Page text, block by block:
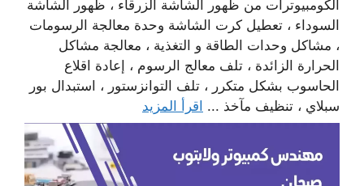
الكومبيوترات من ظهور الشاشة الزرقاء ، ظهور الشاشة
السوداء ، تعطيل كرت الشاشة وحدة معالجة الرسومات
، مشاكل وحدات الطاقة و التغذية ، معالجة مشاكل
الحرارة الزائدة ، تلف معالج الرسوم ، إعادة اقلاع
الحاسوب بشكل متكرر ، تلف التوانزستور ، استبدال بور
سبلاي ، تنظيف مآخذ ... اقرأ المزيد